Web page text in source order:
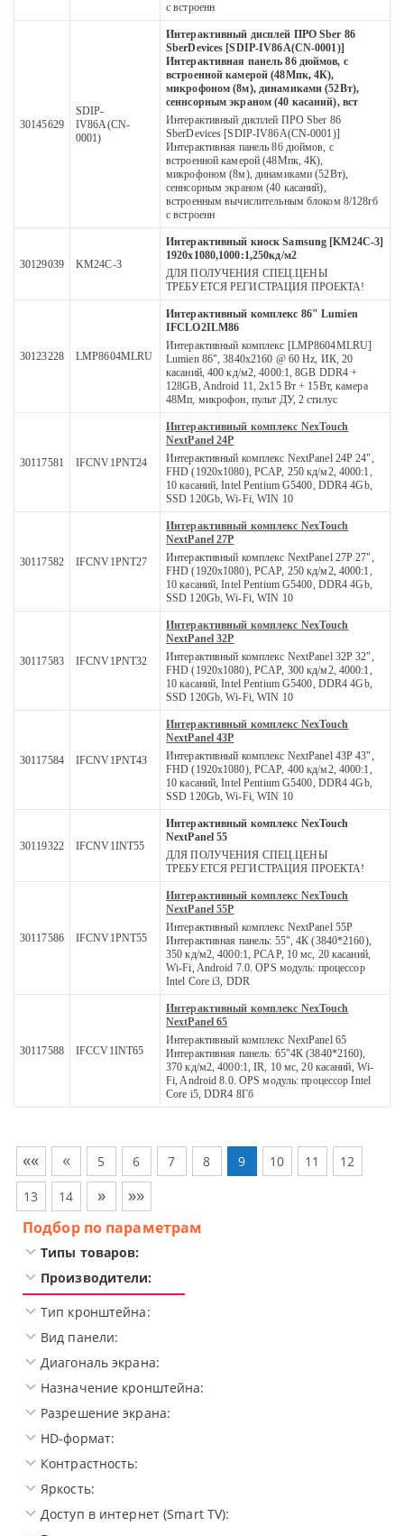
с встроенн
30145629
SDIP-
IV86A(CN-
0001)
Интерактивный дисплей ПРО Sber 86
SberDevices [SDIP-IV86A(CN-0001)]
Интерактивная панель 86 дюймов, с
встроенной камерой (48Мпк, 4К),
микрофоном (8м), динамиками (52Вт),
сеннсорным экраном (40 касаний), вст
Интерактивный дисплей ПРО Sber 86
SberDevices [SDIP-IV86A(CN-0001)]
Интерактивная панель 86 дюймов, с
встроенной камерой (48Мпк, 4К),
микрофоном (8м), динамиками (52Вт),
сеннсорным экраном (40 касаний),
встроенным вычислительным блоком 8/128гб
с встроенн
30129039 KM24C-3
Интерактивный киоск Samsung [KM24C-3]
1920х1080,1000:1,250кд/м2
ДЛЯ ПОЛУЧЕНИЯ СПЕЦ.ЦЕНЫ
ТРЕБУЕТСЯ РЕГИСТРАЦИЯ ПРОЕКТА!
30123228 LMP8604MLRU
Интерактивный комплекс 86" Lumien
IFCLO2ILM86
Интерактивный комплекс [LMP8604MLRU]
Lumien 86", 3840x2160 @ 60 Hz, ИК, 20
касаний, 400 кд/м2, 4000:1, 8GB DDR4 +
128GB, Android 11, 2x15 Вт + 15Вт, камера
48Мп, микрофон, пульт ДУ, 2 стилус
30117581 IFCNV1PNT24
Интерактивный комплекс NexTouch
NextPanel 24P
Интерактивный комплекс NextPanel 24P 24",
FHD (1920х1080), PCAP, 250 кд/м2, 4000:1,
10 касаний, Intel Pentium G5400, DDR4 4Gb,
SSD 120Gb, Wi-Fi, WIN 10
30117582 IFCNV1PNT27
Интерактивный комплекс NexTouch
NextPanel 27P
Интерактивный комплекс NextPanel 27P 27",
FHD (1920х1080), PCAP, 250 кд/м2, 4000:1,
10 касаний, Intel Pentium G5400, DDR4 4Gb,
SSD 120Gb, Wi-Fi, WIN 10
30117583 IFCNV1PNT32
Интерактивный комплекс NexTouch
NextPanel 32P
Интерактивный комплекс NextPanel 32P 32",
FHD (1920х1080), PCAP, 300 кд/м2, 4000:1,
10 касаний, Intel Pentium G5400, DDR4 4Gb,
SSD 120Gb, Wi-Fi, WIN 10
30117584 IFCNV1PNT43
Интерактивный комплекс NexTouch
NextPanel 43P
Интерактивный комплекс NextPanel 43P 43",
FHD (1920х1080), PCAP, 400 кд/м2, 4000:1,
10 касаний, Intel Pentium G5400, DDR4 4Gb,
SSD 120Gb, Wi-Fi, WIN 10
30119322 IFCNV1INT55
Интерактивный комплекс NexTouch
NextPanel 55
ДЛЯ ПОЛУЧЕНИЯ СПЕЦ.ЦЕНЫ
ТРЕБУЕТСЯ РЕГИСТРАЦИЯ ПРОЕКТА!
30117586 IFCNV1PNT55
Интерактивный комплекс NexTouch
NextPanel 55P
Интерактивный комплекс NextPanel 55P
Интерактивная панель: 55", 4К (3840*2160),
350 кд/м2, 4000:1, PCAP, 10 мс, 20 касаний,
Wi-Fi, Android 7.0. OPS модуль: процессор
Intel Core i3, DDR
30117588 IFCCV1INT65
Интерактивный комплекс NexTouch
NextPanel 65
Интерактивный комплекс NextPanel 65
Интерактивная панель: 65"4К (3840*2160),
370 кд/м2, 4000:1, IR, 10 мс, 20 касаний, Wi-
Fi, Android 8.0. OPS модуль: процессор Intel
Core i5, DDR4 8Гб
«« « 5 6 7 8 9 10 11 12
13 14 » »»
Подбор по параметрам
Типы товаров:
Производители:
Тип кронштейна:
Вид панели:
Диагональ экрана:
Назначение кронштейна:
Разрешение экрана:
HD-формат:
Контрастность:
Яркость:
Доступ в интернет (Smart TV):